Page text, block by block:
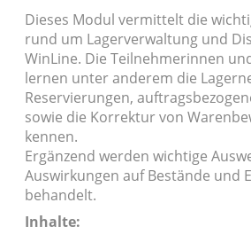
Dieses Modul vermittelt die
rund um Lagerverwaltung und
WinLine. Die Teilnehmerinnen
lernen unter anderem die
Reservierungen,
sowie die Korrektur von
kennen.
Ergänzend werden wichtige
Auswirkungen auf Bestände und
behandelt.
Inhalte: